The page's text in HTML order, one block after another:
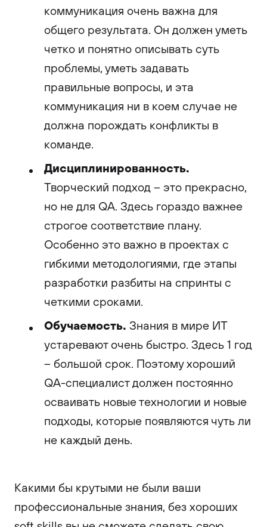
коммуникация очень важна для
общего результата. Он должен уметь
четко и понятно описывать суть
проблемы, уметь задавать
правильные вопросы, и эта
коммуникация ни в коем случае не
должна порождать конфликты в
команде.
Дисциплинированность.
Творческий подход – это прекрасно,
но не для QA. Здесь гораздо важнее
строгое соответствие плану.
Особенно это важно в проектах с
гибкими методологиями, где этапы
разработки разбиты на спринты с
четкими сроками.
Обучаемость. Знания в мире ИТ
устаревают очень быстро. Здесь 1 год
– большой срок. Поэтому хороший
QA-специалист должен постоянно
осваивать новые технологии и новые
подходы, которые появляются чуть ли
не каждый день.
Какими бы крутыми не были ваши
профессиональные знания, без хороших